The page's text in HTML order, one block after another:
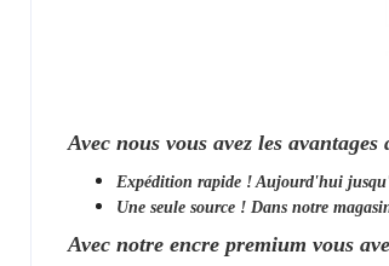
Avec nous vous avez les
Expédition rapide ! Aujourd'hui
Une seule source ! Dans notre
Avec notre encre premium vous